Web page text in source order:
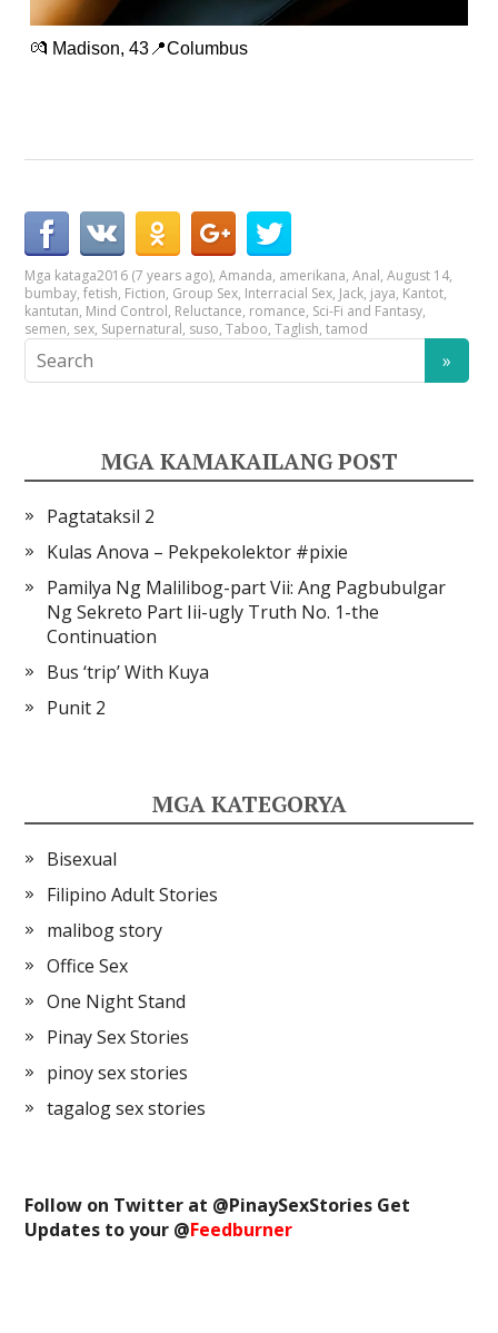
💏 Madison, 43📍Columbus
Mga kataga2016 (7 years ago),Amanda, amerikana,Anal,August 14,
bumbay,fetish, Fiction, Group Sex, Interracial Sex, Jack, jaya, Kantot,
kantutan, Mind Control, Reluctance, romance, Sci-Fi and Fantasy,
semen, sex, Supernatural, suso,Taboo,Taglish,tamod
MGA KAMAKAILANG POST
Pagtataksil 2
Kulas Anova – Pekpekolektor #pixie
Pamilya Ng Malilibog-part Vii: Ang Pagbubulgar
Ng Sekreto Part Iii-ugly Truth No. 1-the
Continuation
Bus ‘trip’ With Kuya
Punit 2
MGA KATEGORYA
Bisexual
Filipino Adult Stories
malibog story
Office Sex
One Night Stand
Pinay Sex Stories
pinoy sex stories
tagalog sex stories
Follow on Twitter at @PinaySexStories Get
Updates to your @Feedburner